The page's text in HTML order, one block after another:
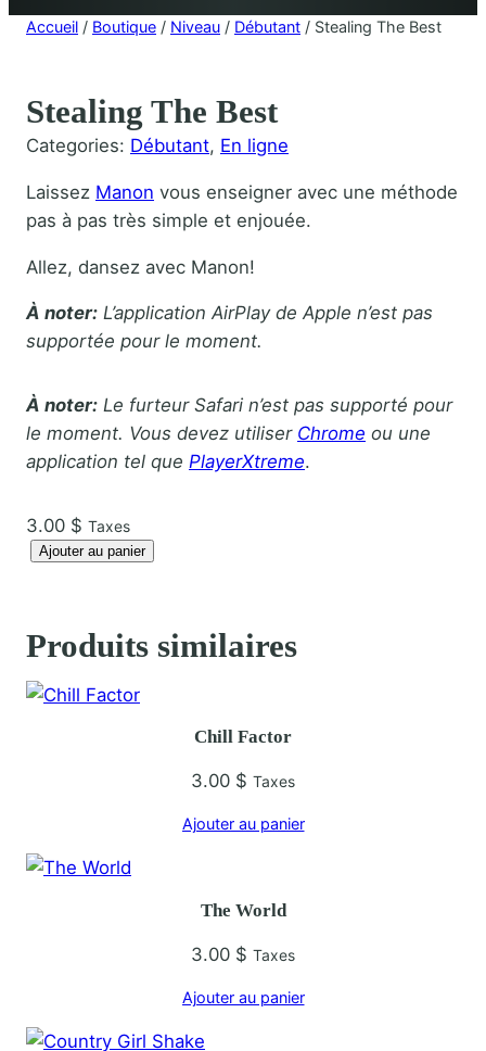
Accueil / Boutique / Niveau / Débutant / Stealing The Best
Stealing The Best
Categories: Débutant, En ligne
Laissez Manon vous enseigner avec une méthode
pas à pas très simple et enjouée.
Allez, dansez avec Manon!
À noter: L’application AirPlay de Apple n’est pas
supportée pour le moment.
À noter: Le furteur Safari n’est pas supporté pour
le moment. Vous devez utiliser Chrome ou une
application tel que PlayerXtreme.
3.00 $ Taxes
n
i
t
g
Ajouter au panier
Produits similaires
Chill Factor
3.00 $ Taxes
Ajouter au panier
The World
3.00 $ Taxes
Ajouter au panier